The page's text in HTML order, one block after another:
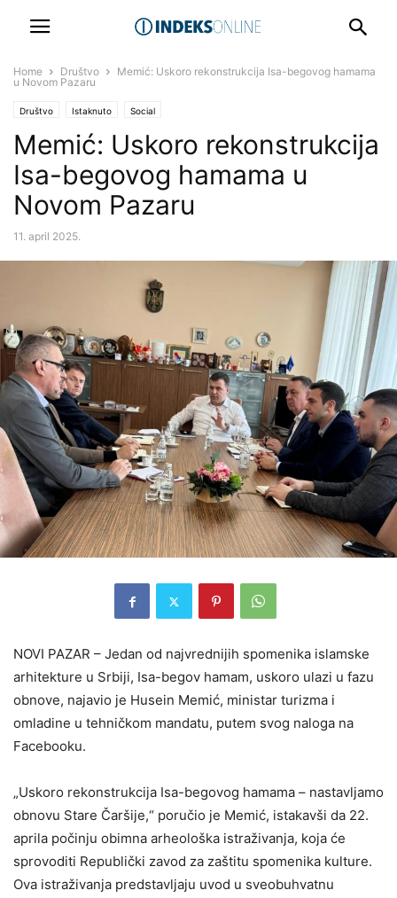
Home Društvo
Memić: Uskoro rekonstrukcija Isa-begovog hamama
u Novom Pazaru
Društvo Istaknuto Social
Memić: Uskoro rekonstrukcija
Isa-begovog hamama u
Novom Pazaru
11. april 2025.
NOVI PAZAR – Jedan od najvrednijih spomenika islamske
arhitekture u Srbiji, Isa-begov hamam, uskoro ulazi u fazu
obnove, najavio je Husein Memić, ministar turizma i
omladine u tehničkom mandatu, putem svog naloga na
Facebooku.
„Uskoro rekonstrukcija Isa-begovog hamama – nastavljamo
obnovu Stare Čaršije,“ poručio je Memić, istakavši da 22.
aprila počinju obimna arheološka istraživanja, koja će
sprovoditi Republički zavod za zaštitu spomenika kulture.
Ova istraživanja predstavljaju uvod u sveobuhvatnu